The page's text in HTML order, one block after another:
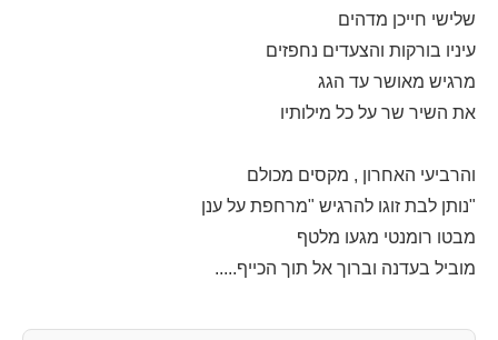
שלישי חייכן מדהים
עיניו בורקות והצעדים נחפזים
מרגיש מאושר עד הגג
את השיר שר על כל מילותיו
והרביעי האחרון , מקסים מכולם
"נותן לבת זוגו להרגיש "מרחפת על ענן
מבטו רומנטי מגעו מלטף
מוביל בעדנה וברוך אל תוך הכייף.....